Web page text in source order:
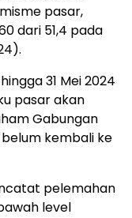
pasar,
dari 51,4 pada
31 Mei 2024
pasar akan
Gabungan
kembali ke
pelemahan
level